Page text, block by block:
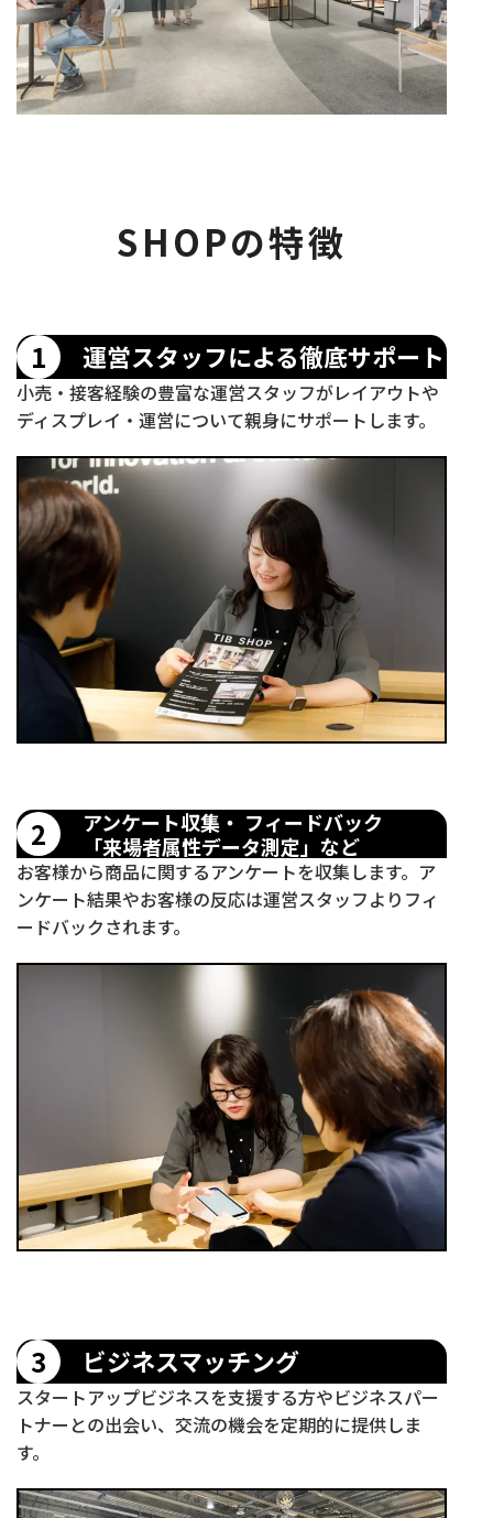
SHOPの特徴
1 運営スタッフによる徹底サポート
小売・接客経験の豊富な運営スタッフがレイアウトや
ディスプレイ・運営について親身にサポートします。
2
アンケート収集・ フィードバック
「来場者属性データ測定」など
お客様から商品に関するアンケートを収集します。ア
ンケート結果やお客様の反応は運営スタッフよりフィ
ードバックされます。
3 ビジネスマッチング
スタートアップビジネスを支援する方やビジネスパー
トナーとの出会い、交流の機会を定期的に提供しま
す。